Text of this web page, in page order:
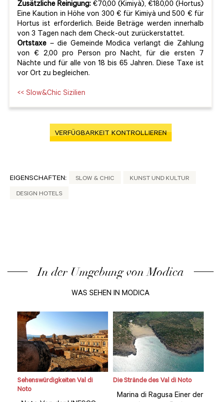
Zusätzliche Reinigung: €70,00 (Kimiyà), €180,00 (Hortus)
Eine Kaution in Höhe von 300 € für Kimiyà und 500 € für
Hortus ist erforderlich. Beide Beträge werden innerhalb
von 3 Tagen nach dem Check-out zurückerstattet.
Ortstaxe – die Gemeinde Modica verlangt die Zahlung
von € 2,00 pro Person pro Nacht, für die ersten 7
Nächte und für alle von 18 bis 65 Jahren. Diese Taxe ist
vor Ort zu begleichen.
<< Slow&Chic Sizilien
VERFÜGBARKEIT KONTROLLIEREN
EIGENSCHAFTEN: SLOW & CHIC KUNST UND KULTUR
DESIGN HOTELS
In der Umgebung von Modica
WAS SEHEN IN MODICA
Sehenswürdigkeiten Val di
Noto
Die Strände des Val di Noto
Marina di Ragusa Einer der